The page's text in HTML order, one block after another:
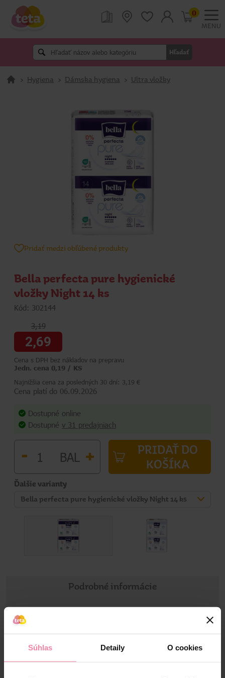
Súhlas Detaily O cookies
MENU
Hľadať
0
> Hygiena > Dámska hygiena > Ultra vložky
Pridať medzi obľúbené produkty
Bella perfecta pure hygienické
vložky Night 14 ks
Kód: 302144
3,19
2,69
Cena s DPH bez nákladov na prepravu
Jedn. cena 0,19 / KS
Najnižšia cena za posledných 30 dní: 3,19 €
Cena platí do 06.09.2026
Dostupné online
Dostupné v 31 predajniach
- BAL +
PRIDAŤ DO
KOŠÍKA
Ďalšie varianty
Bella perfecta pure hygienické vložky Night 14 ks
Podrobné informácie
Informácie o výrobku
Bella Perfecta Pure Night sú ultratenké nočné vložky určené
pre účinnú ochranu počas spánku a maximálne pohodlie
citlivej pokožky. Ich predĺžený tvar sa lepšie prispôsobuje